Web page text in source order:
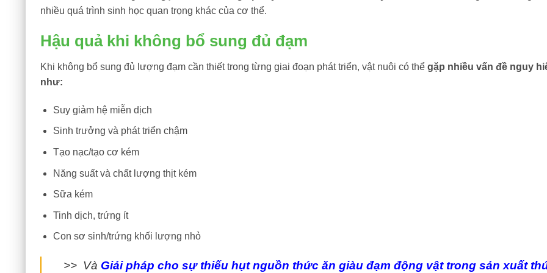
nhiều quá trình sinh học quan trọng khác của cơ thể.
Hậu quả khi không bổ sung đủ đạm
Khi không bổ sung đủ lượng đạm cần thiết trong từng giai đoạn phát triển, vật nuôi có thể gặp nhiều vấn đề nguy
như:
Suy giảm hệ miễn dịch
Sinh trưởng và phát triển chậm
Tạo nạc/tạo cơ kém
Năng suất và chất lượng thịt kém
Sữa kém
Tinh dịch, trứng ít
Con sơ sinh/trứng khối lượng nhỏ
>> Và Giải pháp cho sự thiếu hụt nguồn thức ăn giàu đạm động vật trong sản xuất